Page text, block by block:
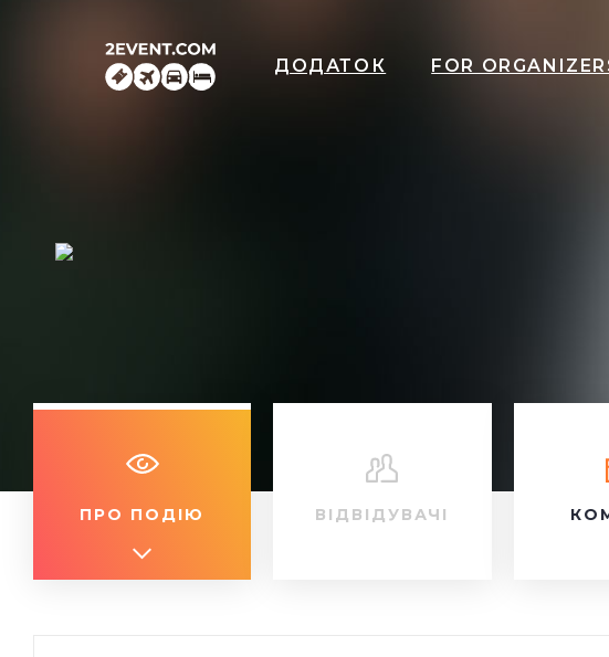
ДОДАТОК FOR
ПРО ПОДІЮ ВІДВІДУВАЧІ